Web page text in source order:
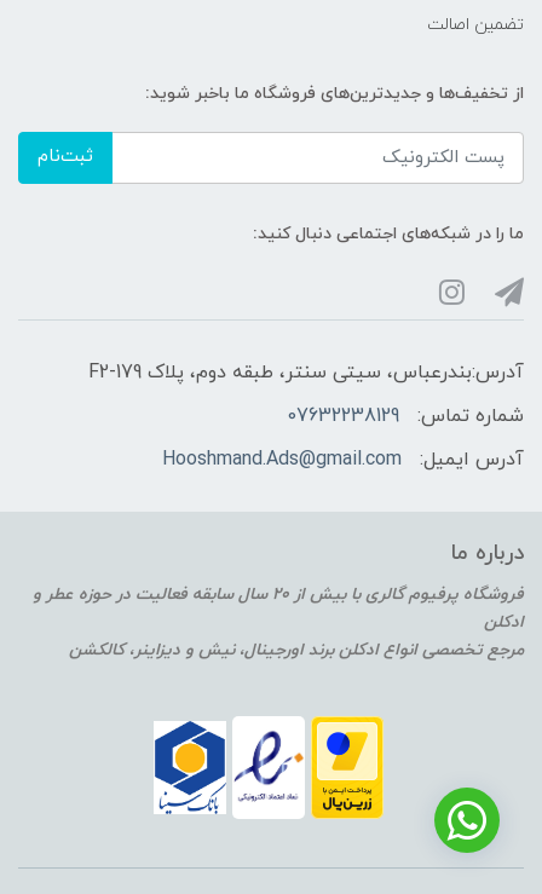
تضمین اصالت
از تخفیف‌ها و جدیدترین‌های فروشگاه ما باخبر شوید:
ثبت‌نام
ما را در شبکه‌های اجتماعی دنبال کنید:
آدرس:بندرعباس، سیتی سنتر، طبقه دوم، پلاک F2-179
شماره تماس:
07632238129
آدرس ایمیل:
Hooshmand.Ads@gmail.com
درباره ما
فروشگاه پرفیوم گالری با بیش از 20 سال سابقه فعالیت در حوزه عطر و
ادکلن
مرجع تخصصی انواع ادکلن برند اورجینال، نیش و دیزاینر، کالکشن